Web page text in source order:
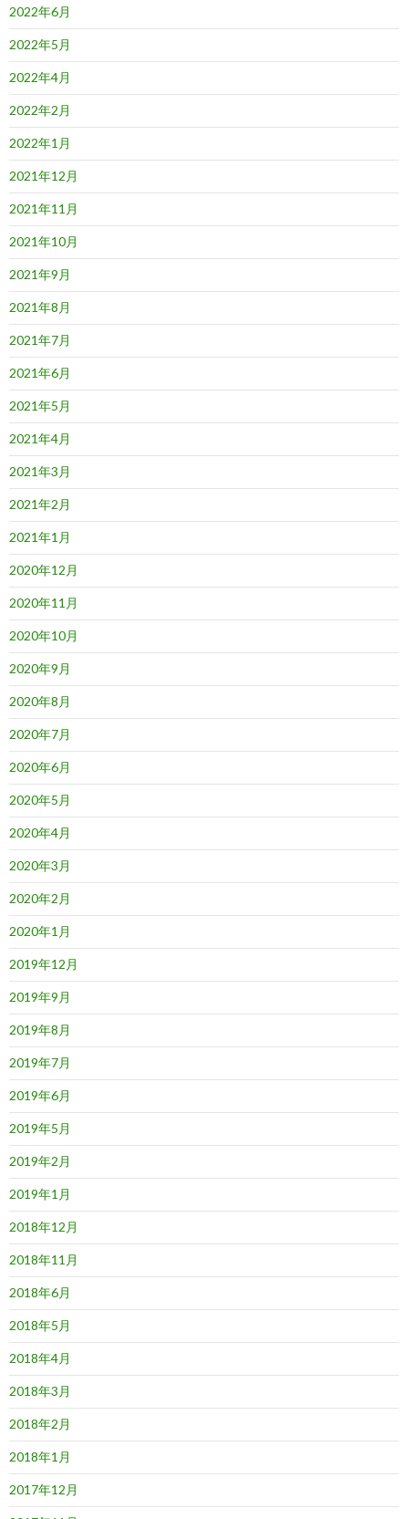
2022年6月
2022年5月
2022年4月
2022年2月
2022年1月
2021年12月
2021年11月
2021年10月
2021年9月
2021年8月
2021年7月
2021年6月
2021年5月
2021年4月
2021年3月
2021年2月
2021年1月
2020年12月
2020年11月
2020年10月
2020年9月
2020年8月
2020年7月
2020年6月
2020年5月
2020年4月
2020年3月
2020年2月
2020年1月
2019年12月
2019年9月
2019年8月
2019年7月
2019年6月
2019年5月
2019年2月
2019年1月
2018年12月
2018年11月
2018年6月
2018年5月
2018年4月
2018年3月
2018年2月
2018年1月
2017年12月